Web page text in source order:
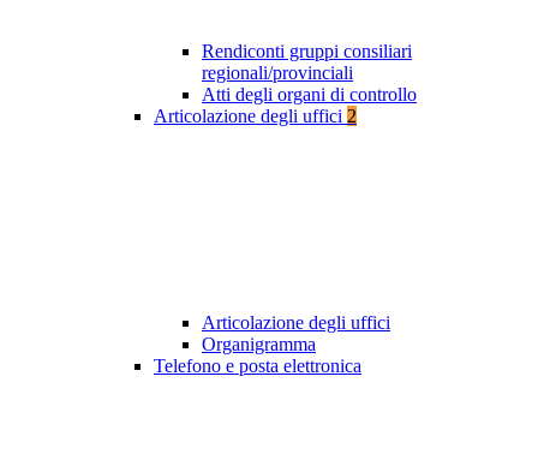
Rendiconti gruppi consiliari
regionali/provinciali
Atti degli organi di controllo
Articolazione degli uffici 2
Articolazione degli uffici
Organigramma
Telefono e posta elettronica